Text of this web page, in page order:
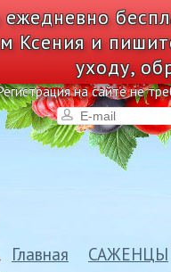
ежедневно
Ксения и
уходу,
на сайте не
Главная САЖЕНЦЫ